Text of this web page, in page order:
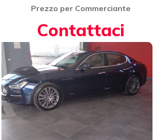
Prezzo per Commerciante
Contattaci